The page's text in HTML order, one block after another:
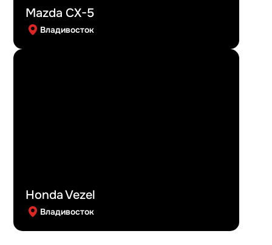
Mazda CX-5
Владивосток
Honda Vezel
Владивосток